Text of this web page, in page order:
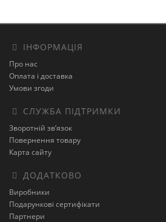
ІНФОРМАЦІЯ
Про нас
Оплата і доставка
Умови згоди
СЛУЖБА ПІДТРИМКИ
Зворотній зв’язок
Повернення товару
Карта сайту
ДОДАТКОВО
Виробники
Подарункові сертифікати
Партнери